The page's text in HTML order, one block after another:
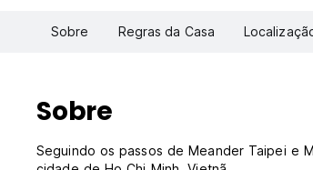
Sobre Regras da Casa
Sobre
Seguindo os passos de Meander Taipei e